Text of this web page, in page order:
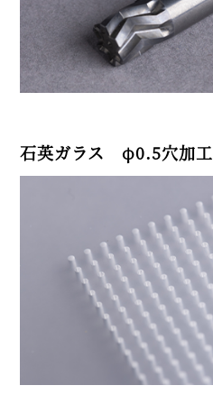
石英ガラス φ0.5穴加工